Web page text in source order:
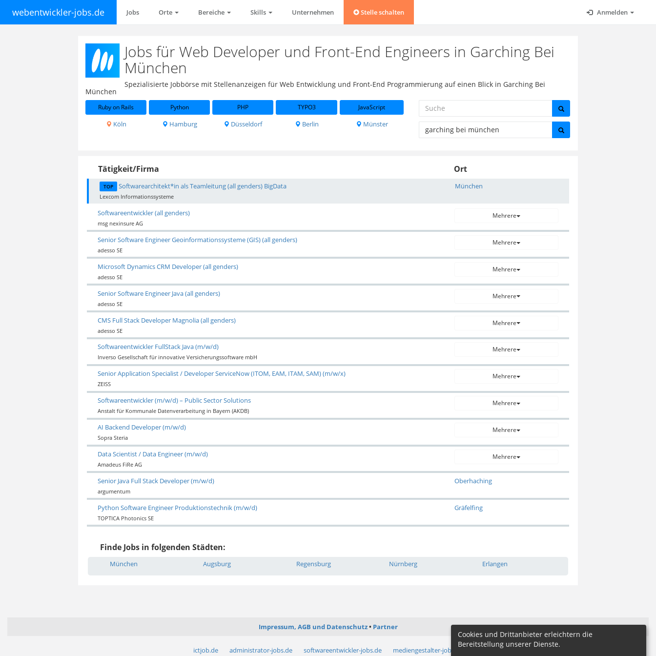
webentwickler-jobs.de Jobs Orte Bereiche Skills Unternehmen Stelle schalten Anmelden
Jobs für Web Developer und Front-End Engineers in Garching Bei
München
Spezialisierte Jobbörse mit Stellenanzeigen für Web Entwicklung und Front-End Programmierung auf einen Blick in Garching Bei
München
Ruby on Rails Python PHP TYPO3 JavaScript
Köln Hamburg Düsseldorf Berlin Münster
Tätigkeit/Firma Ort
TOP Softwarearchitekt*in als Teamleitung (all genders) BigData
Lexcom Informationssysteme
München
Softwareentwickler (all genders)
msg nexinsure AG
Mehrere
Senior Software Engineer Geoinformationssysteme (GIS) (all genders)
adesso SE
Mehrere
Microsoft Dynamics CRM Developer (all genders)
adesso SE
Mehrere
Senior Software Engineer Java (all genders)
adesso SE
Mehrere
CMS Full Stack Developer Magnolia (all genders)
adesso SE
Mehrere
Softwareentwickler FullStack Java (m/w/d)
Inverso Gesellschaft für innovative Versicherungssoftware mbH
Mehrere
Senior Application Specialist / Developer ServiceNow (ITOM, EAM, ITAM, SAM) (m/w/x)
ZEISS
Mehrere
Softwareentwickler (m/w/d) – Public Sector Solutions
Anstalt für Kommunale Datenverarbeitung in Bayern (AKDB)
Mehrere
AI Backend Developer (m/w/d)
Sopra Steria
Mehrere
Data Scientist / Data Engineer (m/w/d)
Amadeus FiRe AG
Mehrere
Senior Java Full Stack Developer (m/w/d)
argumentum
Oberhaching
Python Software Engineer Produktionstechnik (m/w/d)
TOPTICA Photonics SE
Gräfelfing
Finde Jobs in folgenden Städten:
München Augsburg Regensburg Nürnberg Erlangen
Impressum, AGB und Datenschutz Partner
ictjob.de administrator-jobs.de softwareentwickler-jobs.de mediengestalter-jobs.de
Cookies und Drittanbieter erleichtern die
Bereitstellung unserer Dienste.